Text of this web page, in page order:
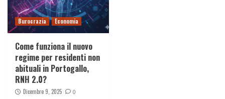
Burocrazia Economia
Come funziona il nuovo
regime per residenti non
abituali in Portogallo,
RNH 2.0?
Dicembre 9, 2025 0